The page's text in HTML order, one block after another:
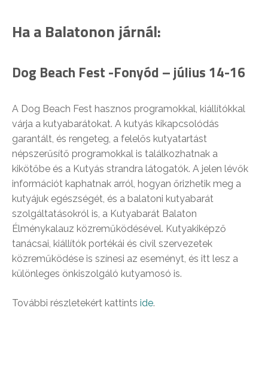
Ha a Balatonon járnál:
Dog Beach Fest -Fonyód – július 14-16
A Dog Beach Fest hasznos programokkal, kiállítókkal
várja a kutyabarátokat. A kutyás kikapcsolódás
garantált, és rengeteg, a felelős kutyatartást
népszerűsítő programokkal is találkozhatnak a
kikötőbe és a Kutyás strandra látogatók. A jelen lévők
információt kaphatnak arról, hogyan őrizhetik meg a
kutyájuk egészségét, és a balatoni kutyabarát
szolgáltatásokról is, a Kutyabarát Balaton
Élménykalauz közreműködésével. Kutyakiképző
tanácsai, kiállítók portékái és civil szervezetek
közreműködése is színesi az eseményt, és itt lesz a
különleges önkiszolgáló kutyamosó is.
További részletekért kattints ide.